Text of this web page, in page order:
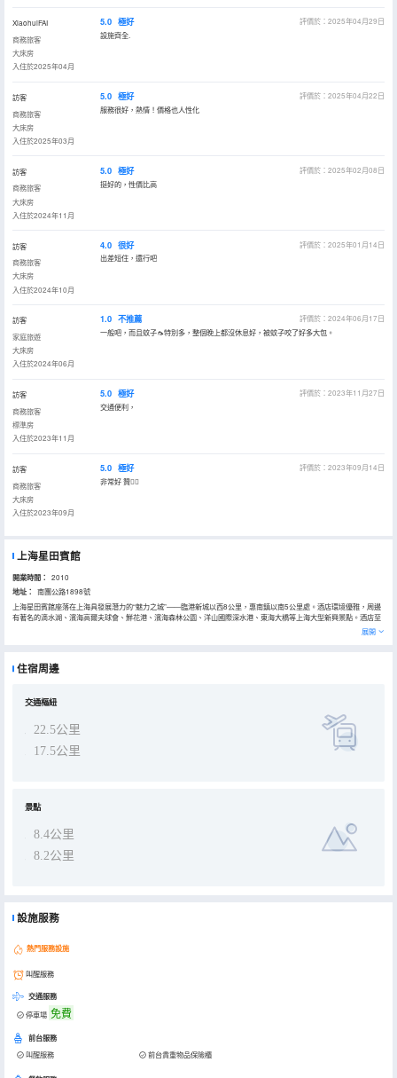
XiaohuiFAI
商務旅客
大床房
入住於2025年04月
5.0 極好
評價於：2025年04月29日
設施齊全.
訪客
商務旅客
大床房
入住於2025年03月
5.0 極好
評價於：2025年04月22日
服務很好，熱情！價格也人性化
訪客
商務旅客
大床房
入住於2024年11月
5.0 極好
評價於：2025年02月08日
挺好的，性價比高
訪客
商務旅客
大床房
入住於2024年10月
4.0 很好
評價於：2025年01月14日
出差短住，還行吧
訪客
家庭旅遊
大床房
入住於2024年06月
1.0 不推薦
評價於：2024年06月17日
一般吧，而且蚊子🦟特別多，整個晚上都沒休息好，被蚊子咬了好多大包。
訪客
商務旅客
標準房
入住於2023年11月
5.0 極好
評價於：2023年11月27日
交通便利，
訪客
商務旅客
大床房
入住於2023年09月
5.0 極好
評價於：2023年09月14日
非常好 贊👍🏻
上海星田賓館
開業時間： 2010
地址：
南團公路1898號
上海星田賓館座落在上海具發展潛力的“魅力之城”——臨港新城以西8公里，惠南鎮以南5公里處。酒店環境優雅，周邊
有著名的滴水湖、濱海高爾夫球會、鮮花港、濱海森林公園、洋山國際深水港、東海大橋等上海大型新興景點。酒店至
東海大橋僅15分鐘車程，位置絕佳，交通便利。 酒店擁有各類客房，房間內設施先進完善，空調、電視、互聯網寬帶接
來家的温暖和舒適。
展開
住宿周邊
交通樞紐
22.5公里
17.5公里
景點
8.4公里
8.2公里
設施服務
熱門服務設施
叫醒服務
交通服務
停車場 免費
前台服務
叫醒服務 前台貴重物品保險櫃